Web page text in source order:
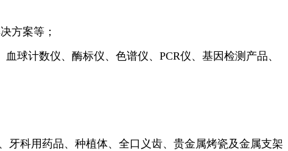
方案等；
球计数仪、酶标仪、色谱仪、PCR仪、基因检测产品、
牙科用药品、种植体、全口义齿、贵金属烤瓷及金属支架